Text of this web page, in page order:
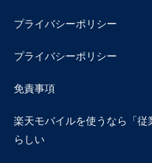
プライバシーポリシー
プライバシーポリシー
免責事項
楽天モバイルを使うなら「
らしい